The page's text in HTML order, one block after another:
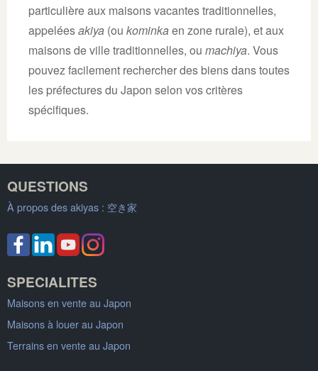
particulière aux maisons vacantes traditionnelles,
appeléesakiya (ou kominkaen zone rurale), et aux
maisons de ville traditionnelles, ou machiya. Vous
pouvez facilement rechercher des biens dans toutes
les préfectures du Japon selon vos critères
spécifiques.
QUESTIONS
À propos des akiyas : 空き家
SPECIALITES
Maisons en vente au Japon
Maisons à louer au Japon
Terrains en vente au Japon